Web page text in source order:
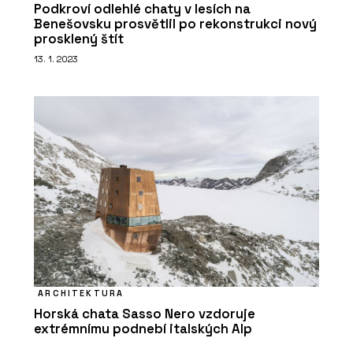
PRODUKTY
Sloupko-příčková, strukturální fasáda
MB-SR50N EFEKT - Aluprof
Podkroví odlehlé chaty v lesích na
Benešovsku prosvětlil po rekonstrukci nový
prosklený štít
13. 1. 2023
ARCHITEKTURA
Horská chata Sasso Nero vzdoruje
extrémnímu podnebí italských Alp